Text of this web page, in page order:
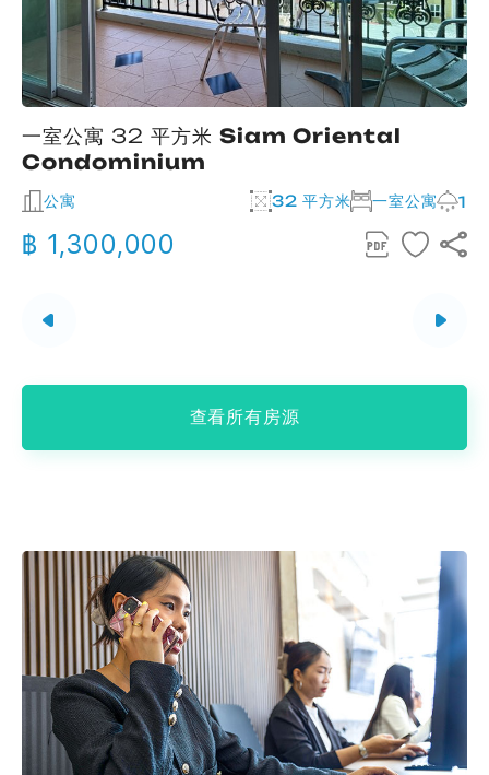
一室公寓 32 平方米 Siam Oriental
Condominium
公寓 32 平方米 一室公寓 1
฿ 1,300,000
查看所有房源